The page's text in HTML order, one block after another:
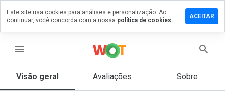
menu
Visão geral Avaliações Sobre
comentário
De 1
Este site usa cookies para análises e personalização. Ao
continuar, você concorda com a nossa política de cookies.
ACEITAR